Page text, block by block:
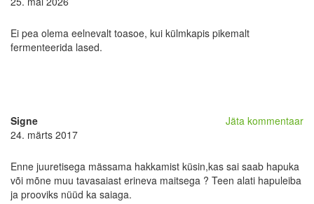
Ei pea olema eelnevalt toasoe, kui külmkapis pikemalt
fermenteerida lased.
Jäta kommentaar
Signe
24. märts 2017
Enne juuretisega mässama hakkamist küsin,kas sai saab hapuka
või mõne muu tavasaiast erineva maitsega ? Teen alati hapuleiba
ja prooviks nüüd ka saiaga.